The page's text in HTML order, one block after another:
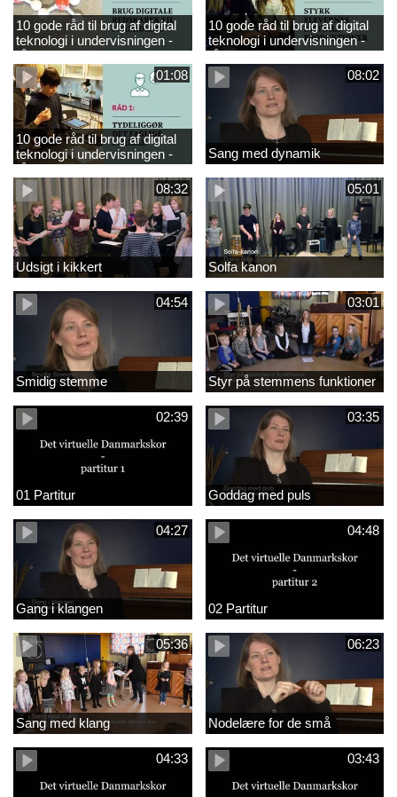
10 gode råd til brug af digital
teknologi i undervisningen -
råd 3
10 gode råd til brug af digital
teknologi i undervisningen -
råd 2
01:08
10 gode råd til brug af digital
teknologi i undervisningen -
råd 1
08:02
Sang med dynamik
08:32
Udsigt i kikkert
05:01
Solfa kanon
04:54
Smidig stemme
03:01
Styr på stemmens funktioner
02:39
01 Partitur
03:35
Goddag med puls
04:27
Gang i klangen
04:48
02 Partitur
05:36
Sang med klang
06:23
Nodelære for de små
04:33 03:43